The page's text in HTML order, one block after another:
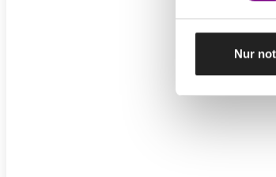
Nur